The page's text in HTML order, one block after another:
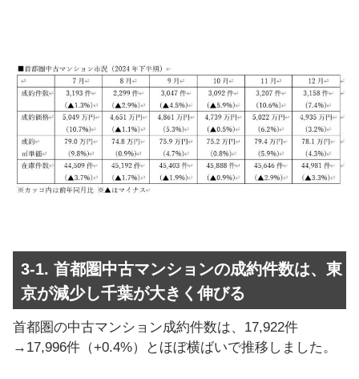
3-1. 首都圏中古マンションの成約件数は、東
京が減少し千葉が大きく伸びる
首都圏の中古マンション成約件数は、17,922件
→17,996件（+0.4%）とほぼ横ばいで推移しました。